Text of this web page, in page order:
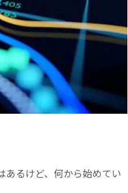
るけど、何から始めてい